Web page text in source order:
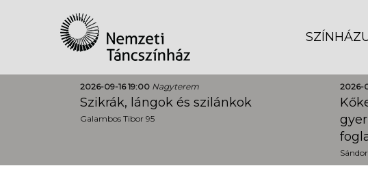
2026-09-16 19:00 Nagyterem
Szikrák, lángok és szilánkok
Galambos Tibor 95
2026-